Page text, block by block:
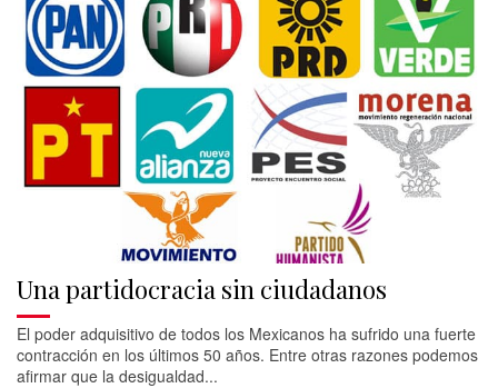
Una partidocracia sin ciudadanos
El poder adquisitivo de todos los Mexicanos ha sufrido una fuerte
contracción en los últimos 50 años. Entre otras razones podemos
afirmar que la desigualdad...